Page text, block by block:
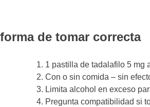
forma de tomar correcta
1 pastilla de tadalafilo 5 mg
Con o sin comida – sin
Limita alcohol en exceso
Pregunta compatibilidad si